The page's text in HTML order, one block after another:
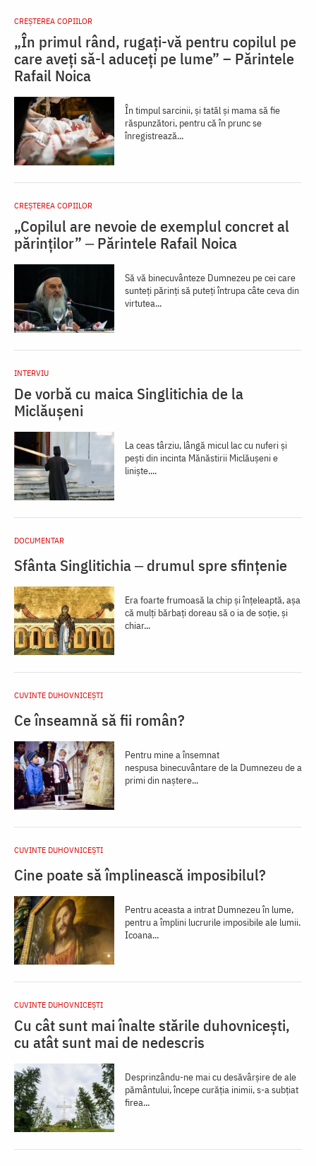
CREŞTEREA COPIILOR
„În primul rând, rugați-vă pentru copilul pe
care aveți să-l aduceți pe lume” – Părintele
Rafail Noica
În timpul sarcinii, și tatăl și mama să fie
răspunzători, pentru că în prunc se
înregistrează...
CREŞTEREA COPIILOR
„Copilul are nevoie de exemplul concret al
părinților” ‒ Părintele Rafail Noica
Să vă binecuvânteze Dumnezeu pe cei care
sunteți părinți să puteți întrupa câte ceva din
virtutea...
INTERVIU
De vorbă cu maica Singlitichia de la
Miclăușeni
La ceas târziu, lângă micul lac cu nuferi și
pești din incinta Mănăstirii Miclăușeni e
liniște....
DOCUMENTAR
Sfânta Singlitichia ‒ drumul spre sfințenie
Era foarte frumoasă la chip și înțeleaptă, așa
că mulți bărbați doreau să o ia de soție, și
chiar...
CUVINTE DUHOVNICEȘTI
Ce înseamnă să fii român?
Pentru mine a însemnat
nespusa binecuvântare de la Dumnezeu de a
pri­mi din naștere...
CUVINTE DUHOVNICEȘTI
Cine poate să împlinească imposibilul?
Pentru aceasta a intrat Dumnezeu în lume,
pentru a împlini lucrurile imposibile ale lumii.
Icoana...
CUVINTE DUHOVNICEȘTI
Cu cât sunt mai înalte stările duhovnicești,
cu atât sunt mai de nedescris
Desprinzându-ne mai cu desăvârșire de ale
pământului, începe curăția inimii, s-a subțiat
firea...